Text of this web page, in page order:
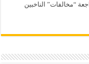
“مخالفات” الناخبين